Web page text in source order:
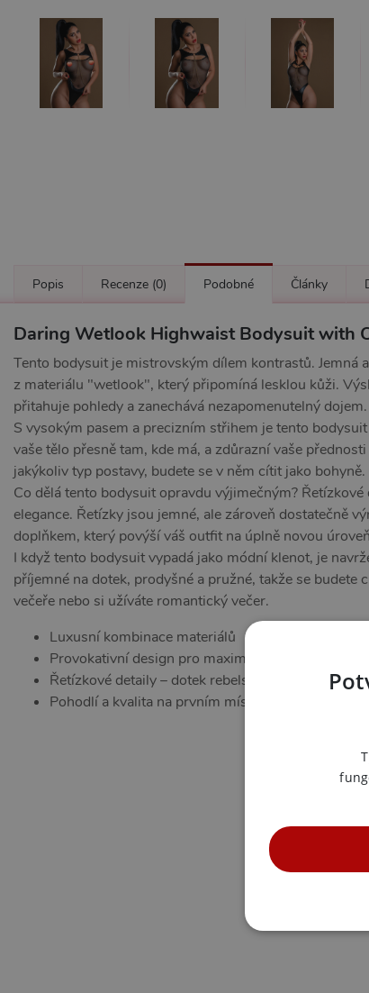
Popis Recenze (0) Podobné Články
Daring Wetlook Highwaist Bodysuit with
Tento bodysuit je mistrovským dílem kontrastů. Jemná
z materiálu "wetlook", který připomíná lesklou kůži.
přitahuje pohledy a zanechává nezapomenutelný dojem.
S vysokým pasem a precizním střihem je tento
vaše tělo přesně tam, kde má, a zdůrazní vaše
jakýkoliv typ postavy, budete se v něm cítit jako bohyně.
Co dělá tento bodysuit opravdu výjimečným?
elegance. Řetízky jsou jemné, ale zároveň dostatečně
doplňkem, který povýší váš outfit na úplně novou
I když tento bodysuit vypadá jako módní klenot, je
příjemné na dotek, prodyšné a pružné, takže se budete
večeře nebo si užíváte romantický večer.
Luxusní kombinace materiálů
Provokativní design pro maximální svůdnost
Řetízkové detaily – dotek rebelství a elegance
Pohodlí a kvalita na prvním místě